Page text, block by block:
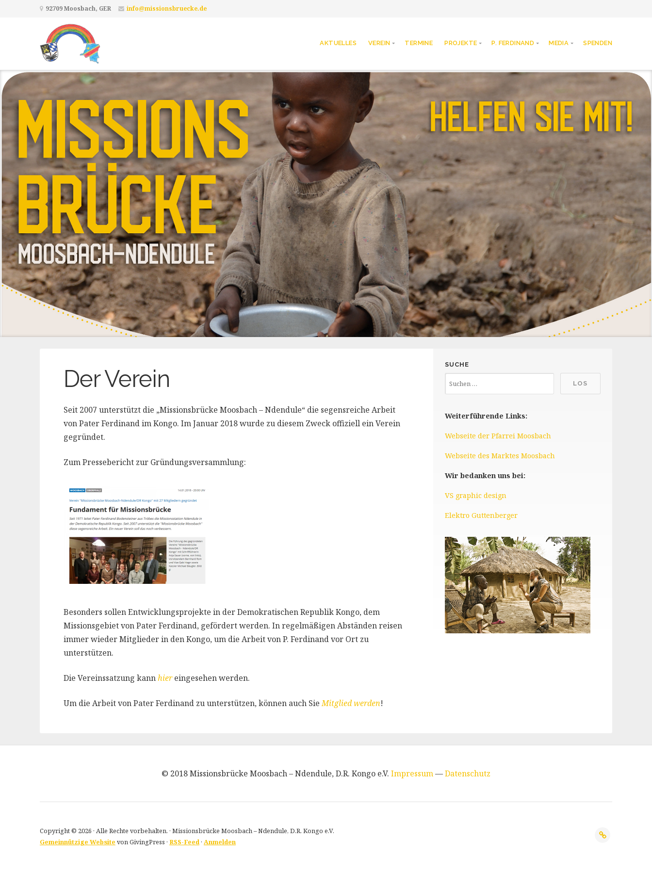
92709 Moosbach, GER info@missionsbruecke.de
AKTUELLES VEREIN TERMINE PROJEKTE P. FERDINAND MEDIA SPENDEN
Der Verein
Seit 2007 unterstützt die „Missionsbrücke Moosbach – Ndendule“ die segensreiche Arbeit
von Pater Ferdinand im Kongo. Im Januar 2018 wurde zu diesem Zweck offiziell ein Verein
gegründet.
Zum Pressebericht zur Gründungsversammlung:
Besonders sollen Entwicklungsprojekte in der Demokratischen Republik Kongo, dem
Missionsgebiet von Pater Ferdinand, gefördert werden. In regelmäßigen Abständen reisen
immer wieder Mitglieder in den Kongo, um die Arbeit von P. Ferdinand vor Ort zu
unterstützen.
Die Vereinssatzung kannhier eingesehen werden.
Um die Arbeit von Pater Ferdinand zu unterstützen, können auch SieMitglied werden!
SUCHE
Weiterführende Links:
Webseite der Pfarrei Moosbach
Webseite des Marktes Moosbach
Wir bedanken uns bei:
VS graphic design
Elektro Guttenberger
© 2018 Missionsbrücke Moosbach – Ndendule, D.R. Kongo e.V. Impressum—Datenschutz
Copyright © 2026 · Alle Rechte vorbehalten. · Missionsbrücke Moosbach – Ndendule, D.R. Kongo e.V.
Gemeinnützige Website von GivingPress · RSS-Feed · Anmelden